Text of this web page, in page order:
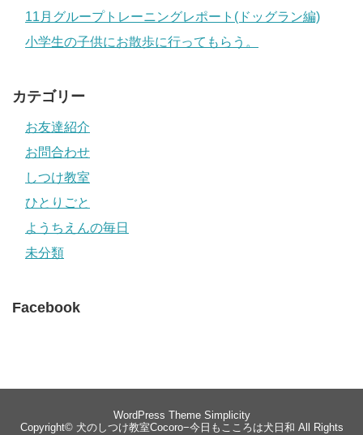
11月グループトレーニングレポート(ドッグラン編)
小学生の子供にお散歩に行ってもらう。
カテゴリー
お友達紹介
お問合わせ
しつけ教室
ひとりごと
ようちえんの毎日
未分類
Facebook
WordPress Theme Simplicity
Copyright© 犬のしつけ教室Cocoro−今日もこころは犬日和 All Rights